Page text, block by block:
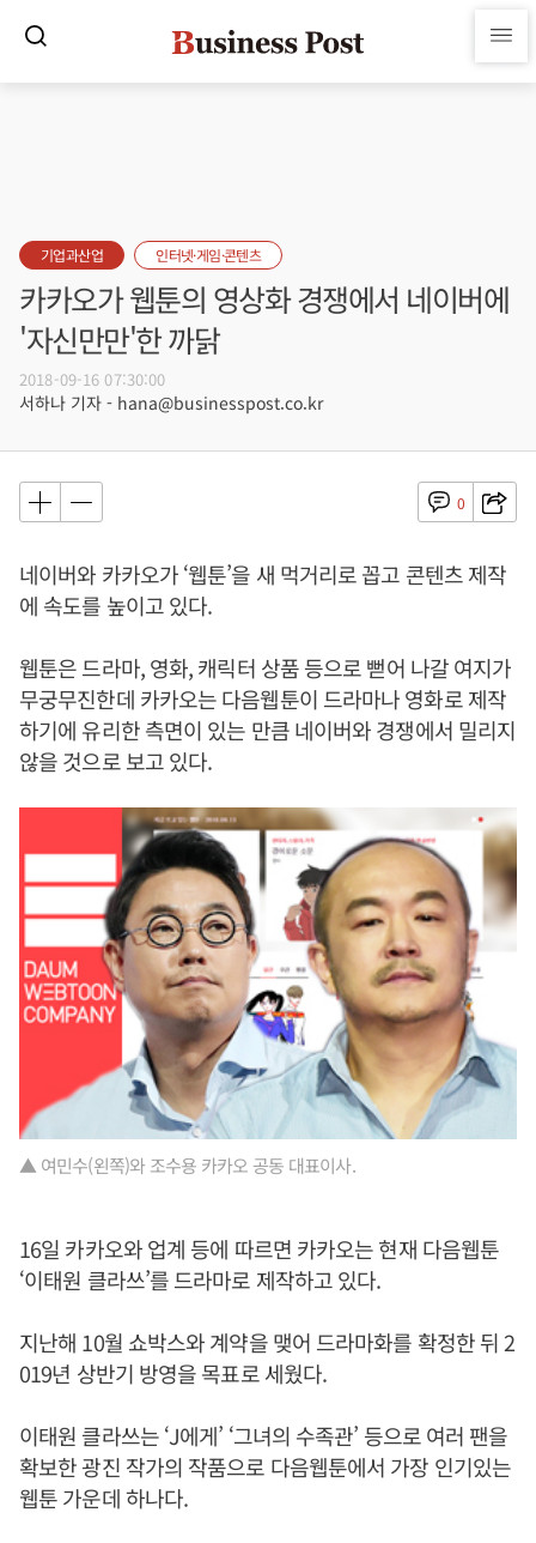
기업과산업 인터넷·게임·콘텐츠
카카오가 웹툰의 영상화 경쟁에서 네이버에
'자신만만'한 까닭
2018-09-16 07:30:00
서하나 기자 - hana@businesspost.co.kr
0
네이버와 카카오가 ‘웹툰’을 새 먹거리로 꼽고 콘텐츠 제작
에 속도를 높이고 있다.
웹툰은 드라마, 영화, 캐릭터 상품 등으로 뻗어 나갈 여지가
무궁무진한데 카카오는 다음웹툰이 드라마나 영화로 제작
하기에 유리한 측면이 있는 만큼 네이버와 경쟁에서 밀리지
않을 것으로 보고 있다.
▲ 여민수(왼쪽)와 조수용 카카오 공동 대표이사.
16일 카카오와 업계 등에 따르면 카카오는 현재 다음웹툰
‘이태원 클라쓰’를 드라마로 제작하고 있다.
지난해 10월 쇼박스와 계약을 맺어 드라마화를 확정한 뒤 2
019년 상반기 방영을 목표로 세웠다.
이태원 클라쓰는 ‘J에게’ ‘그녀의 수족관’ 등으로 여러 팬을
확보한 광진 작가의 작품으로 다음웹툰에서 가장 인기있는
웹툰 가운데 하나다.